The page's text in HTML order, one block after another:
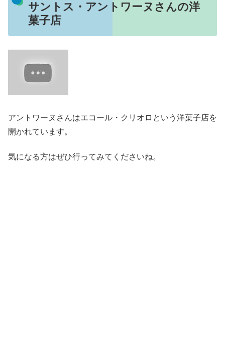
サントス・アントワーヌさんの洋
菓子店
アントワーヌさんはエコール・クリオロという洋菓子店を
開かれています。
気になる方はぜひ行ってみてくださいね。